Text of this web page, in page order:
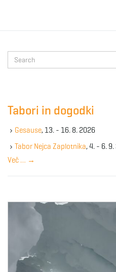
e
e
y
w
r
Tabori in dogodki
Gesause, 13. - 16. 8. 2026
Tabor Nejca Zaplotnika, 4. - 6.
Več … →